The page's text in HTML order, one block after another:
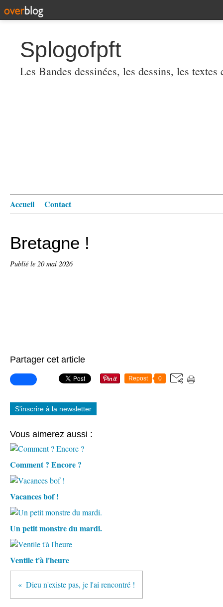
Splogofpft
Les Bandes dessinées, les dessins, les
Accueil Contact
Bretagne !
Publié le 20 mai 2026
Partager cet article
Repost 0
S'inscrire à la newsletter
Vous aimerez aussi :
Comment ? Encore ?
Vacances bof !
Un petit monstre du mardi.
Ventile t'à l'heure
Dieu n'existe pas, je l'ai rencontré !